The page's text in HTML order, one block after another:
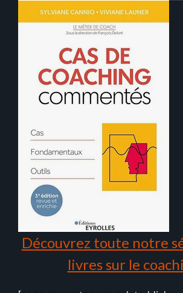
Découvrez toute notre
livres sur le